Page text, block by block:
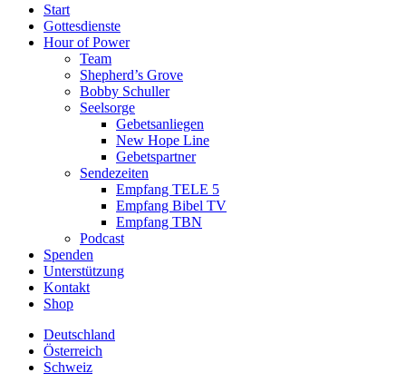
Start
Gottesdienste
Hour of Power
Team
Shepherd’s Grove
Bobby Schuller
Seelsorge
Gebetsanliegen
New Hope Line
Gebetspartner
Sendezeiten
Empfang TELE 5
Empfang Bibel TV
Empfang TBN
Podcast
Spenden
Unterstützung
Kontakt
Shop
Deutschland
Österreich
Schweiz